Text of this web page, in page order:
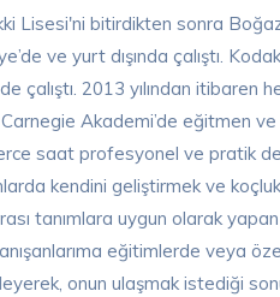
Lisesi'ni bitirdikten sonra
ve yurt dışında çalıştı.
çalıştı. 2013 yılından
Akademi’de eğitmen
saat profesyonel ve pratik
kendini geliştirmek ve
tanımlara uygun olarak
eğitimlerde veya
onun ulaşmak istediği